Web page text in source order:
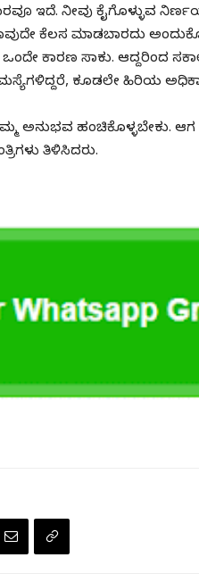
ಇದೆ. ನೀವು ಕೈಗೊಳ್ಳುವ
ಕೆಲಸ ಮಾಡಬಾರದು
ಕಾರಣ ಸಾಕು. ಆದ್ದರಿಂದ
ಕೂಡಲೇ ಹಿರಿಯ
ಅನುಭವ ಹಂಚಿಕೊಳ್ಳಬೇಕು. ಆಗ
ತಿಳಿಸಿದರು.